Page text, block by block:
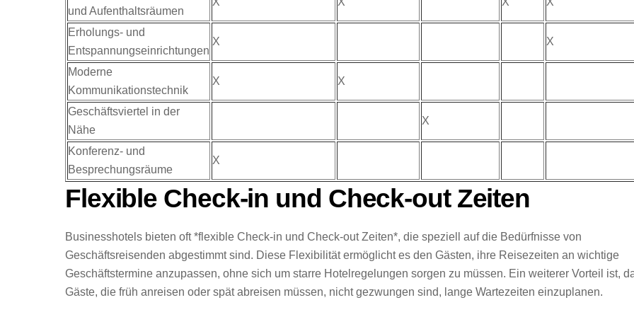
und Aufenthaltsräumen
Erholungs- und
Entspannungseinrichtungen
X X
Moderne
Kommunikationstechnik
X X
Geschäftsviertel in der
Nähe
X
Konferenz- und
Besprechungsräume
X
Flexible Check-in und Check-out Zeiten
Businesshotels bieten oft *flexible Check-in und Check-out Zeiten*, die speziell auf die Bedürfnisse von
Geschäftsreisenden abgestimmt sind. Diese Flexibilität ermöglicht es den Gästen, ihre Reisezeiten an wichtige
Geschäftstermine anzupassen, ohne sich um starre Hotelregelungen sorgen zu müssen. Ein weiterer Vorteil ist,
Gäste, die früh anreisen oder spät abreisen müssen, nicht gezwungen sind, lange Wartezeiten einzuplanen.